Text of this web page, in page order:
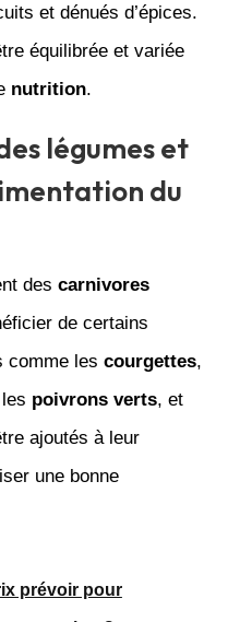
et dénués d’épices.
équilibrée et variée
nutrition.
légumes et
du
des carnivores
de certains
comme les courgettes,
poivrons verts, et
ajoutés à leur
une bonne
prévoir pour